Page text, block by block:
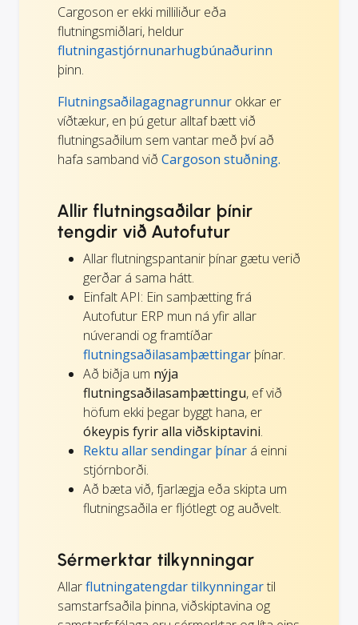
Cargoson er ekki milliliður eða
flutningsmiðlari, heldur
flutningastjórnunarhugbúnaðurinn
þinn.
Flutningsaðilagagnagrunnur okkar er
víðtækur, en þú getur alltaf bætt við
flutningsaðilum sem vantar með því að
hafa samband við Cargoson stuðning.
Allir flutningsaðilar þínir
tengdir við Autofutur
Allar flutningspantanir þínar gætu verið
gerðar á sama hátt.
Einfalt API: Ein samþætting frá
Autofutur ERP mun ná yfir allar
núverandi og framtíðar
flutningsaðilasamþættingar þínar.
Að biðja um nýja
flutningsaðilasamþættingu, ef við
höfum ekki þegar byggt hana, er
ókeypis fyrir alla viðskiptavini.
Rektu allar sendingar þínar á einni
stjórnborði.
Að bæta við, fjarlægja eða skipta um
flutningsaðila er fljótlegt og auðvelt.
Sérmerktar tilkynningar
Allarflutningatengdar tilkynningartil
samstarfsaðila þinna, viðskiptavina og